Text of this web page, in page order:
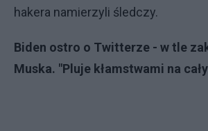
hakera namierzyli śledczy.
Biden ostro o Twitterze - w tle
Muska. "Pluje kłamstwami na